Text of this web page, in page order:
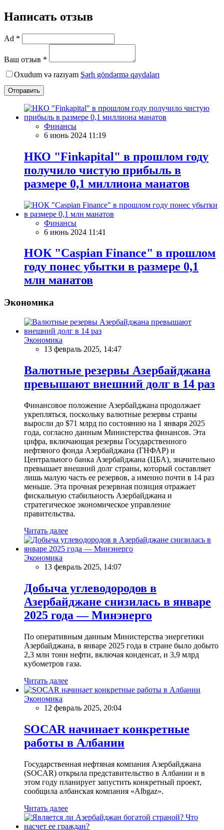
Написать отзыв
Ad *
Ваш отзыв *
Oxudum və razıyam Şərh göndərmə qaydaları
Отправить
Финансы
6 июнь 2024 11:19
НКО "Finkapital" в прошлом году
получило чистую прибыль в
размере 0,1 миллиона манатов
Финансы
6 июнь 2024 11:41
НОК "Caspian Finance" в прошлом
году понес убытки в размере 0,1
млн манатов
Экономика
Экономика
13 февраль 2025, 14:47
Валютные резервы Азербайджана
превышают внешний долг в 14 раз
Финансовое положение Азербайджана продолжает
укрепляться, поскольку валютные резервы страны
выросли до $71 млрд по состоянию на 1 января 2025
года, согласно данным Министерства финансов. Эта
цифра, включающая резервы Государственного
нефтяного фонда Азербайджана (ГНФАР) и
Центрального банка Азербайджана (ЦБА), значительно
превышает внешний долг страны, который составляет
лишь малую часть ее резервов, а именно почти в 14 раз
меньше. Эта прочная резервная позиция отражает
фискальную стабильность Азербайджана и
стратегическое экономическое управление
правительства.
Читать далее
Экономика
13 февраль 2025, 14:07
Добыча углеводородов в
Азербайджане снизилась в январе
2025 года — Минэнерго
По оперативным данным Министерства энергетики
Азербайджана, в январе 2025 года в стране было добыто
2,3 млн тонн нефти, включая конденсат, и 3,9 млрд
кубометров газа.
Читать далее
Экономика
12 февраль 2025, 20:04
SOCAR начинает конкретные
работы в Албании
Государственная нефтяная компания Азербайджана
(SOCAR) открыла представительство в Албании и в
этом году планирует запустить конкретный проект,
сообщила албанская компания «Albgaz».
Читать далее